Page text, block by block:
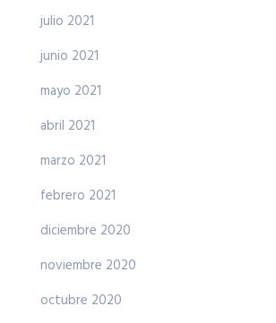
julio 2021
junio 2021
mayo 2021
abril 2021
marzo 2021
febrero 2021
diciembre 2020
noviembre 2020
octubre 2020